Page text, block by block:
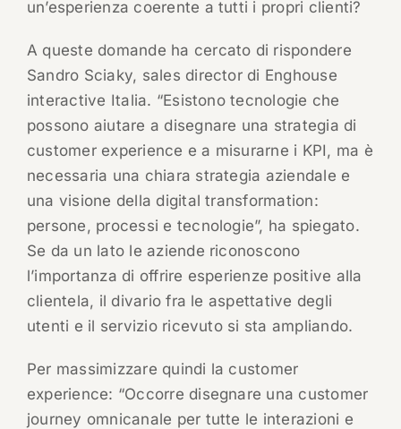
un’esperienza coerente a tutti i propri clienti?
A queste domande ha cercato di rispondere
Sandro Sciaky, sales director di Enghouse
interactive Italia. “Esistono tecnologie che
possono aiutare a disegnare una strategia di
customer experience e a misurarne i KPI, ma è
necessaria una chiara strategia aziendale e
una visione della digital transformation:
persone, processi e tecnologie”, ha spiegato.
Se da un lato le aziende riconoscono
l’importanza di offrire esperienze positive alla
clientela, il divario fra le aspettative degli
utenti e il servizio ricevuto si sta ampliando.
Per massimizzare quindi la customer
experience: “Occorre disegnare una customer
journey omnicanale per tutte le interazioni e